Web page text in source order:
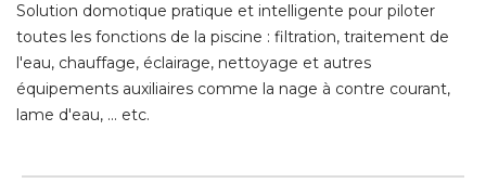
Solution domotique pratique et intelligente pour piloter
toutes les fonctions de la piscine : filtration, traitement de
l'eau, chauffage, éclairage, nettoyage et autres
équipements auxiliaires comme la nage à contre courant,
lame d'eau, ... etc.